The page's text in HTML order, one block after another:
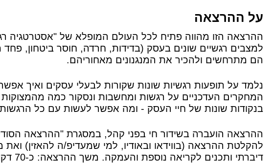
על ההרצאה
ההרצאה הזו מהווה פתיח לכל העולם המופלא של "אסטרטגיה
למצבים רגשיים שונים בעסק (בדידות, חרדה, חוסר ביטחון, פחד
הם מתרחשים ולהכיר את המנגנונים מאחוריהם.
נלמד על תופעות רגשיות שונות שקורות לבעלי עסקים ואיך
המחקרים העדכניים על רגשות ומחשבות ונסקור כמה
בנקודות שונות של חיי העסק - ומה אפשר לעשות עם כל
ההרצאה הועברה בשידור חי בפני קהל, במסגרת "ההרצאה
להקלטת ההרצאה (בווידאו ובאודיו, למי שמעדיפ/ה להאזין)
דיברתי ותכנים לקריאה נוספת והעמקה. משך ההרצאה: כ-70 דקות.